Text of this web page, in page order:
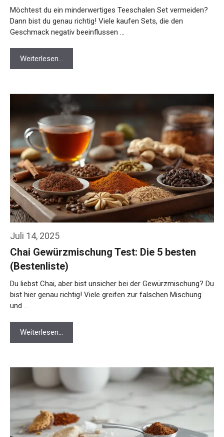
Möchtest du ein minderwertiges Teeschalen Set vermeiden?
Dann bist du genau richtig! Viele kaufen Sets, die den
Geschmack negativ beeinflussen …
Weiterlesen…
Juli 14, 2025
Chai Gewürzmischung Test: Die 5 besten
(Bestenliste)
Du liebst Chai, aber bist unsicher bei der Gewürzmischung? Du
bist hier genau richtig! Viele greifen zur falschen Mischung
und …
Weiterlesen…